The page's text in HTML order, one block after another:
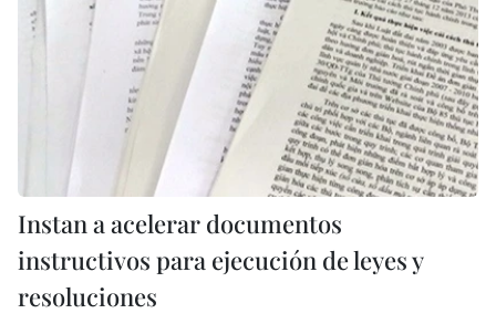
Instan a acelerar documentos
instructivos para ejecución de leyes y
resoluciones